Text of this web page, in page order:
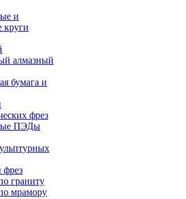
и
круги
алмазный
бумага и
фрез
ПЭДы
граниту
мрамору